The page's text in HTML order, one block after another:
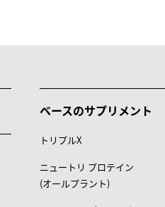
ベースのサプリメント
トリプルX
ニュートリ プロテイン
(オールプラント)